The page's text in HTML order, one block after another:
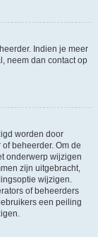
Indien je meer
neem dan contact op
worden door
beheerder. Om de
onderwerp wijzigen
zijn uitgebracht,
wijzigen.
of beheerders
een peiling